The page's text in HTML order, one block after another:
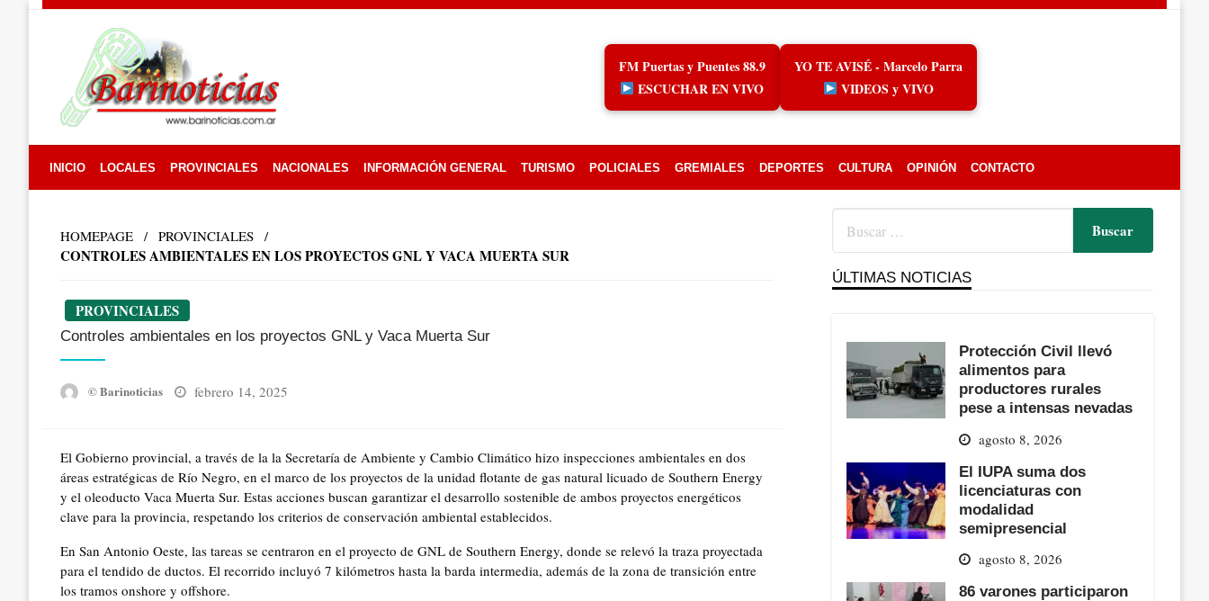
FM Puertas y Puentes 88.9
ESCUCHAR EN VIVO
YO TE AVISÉ - Marcelo Parra
VIDEOS y VIVO
INICIO LOCALES PROVINCIALES NACIONALES INFORMACIÓN GENERAL TURISMO POLICIALES GREMIALES DEPORTES CULTURA OPINIÓN CONTACTO
HOMEPAGE PROVINCIALES
CONTROLES AMBIENTALES EN LOS PROYECTOS GNL Y VACA MUERTA SUR
PROVINCIALES
Controles ambientales en los proyectos GNL y Vaca Muerta Sur
© Barinoticias
Posted
febrero 14, 2025
El Gobierno provincial, a través de la la Secretaría de Ambiente y Cambio Climático hizo inspecciones ambientales en dos
áreas estratégicas de Río Negro, en el marco de los proyectos de la unidad flotante de gas natural licuado de Southern Energy
y el oleoducto Vaca Muerta Sur. Estas acciones buscan garantizar el desarrollo sostenible de ambos proyectos energéticos
clave para la provincia, respetando los criterios de conservación ambiental establecidos.
En San Antonio Oeste, las tareas se centraron en el proyecto de GNL de Southern Energy, donde se relevó la traza proyectada
para el tendido de ductos. El recorrido incluyó 7 kilómetros hasta la barda intermedia, además de la zona de transición entre
los tramos onshore y offshore.
ÚLTIMAS NOTICIAS
Protección Civil llevó
alimentos para
productores rurales
pese a intensas nevadas
agosto 8, 2026
El IUPA suma dos
licenciaturas con
modalidad
semipresencial
agosto 8, 2026
86 varones participaron